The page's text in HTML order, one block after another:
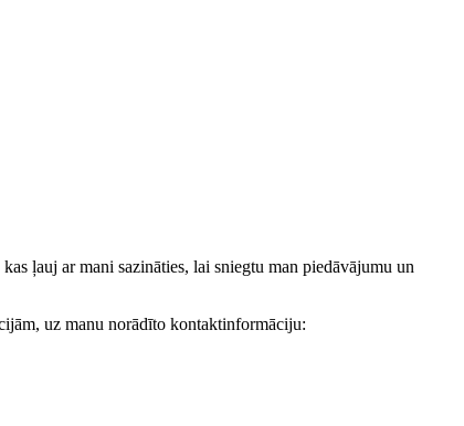
ļauj ar mani sazināties, lai sniegtu man piedāvājumu un
uz manu norādīto kontaktinformāciju: